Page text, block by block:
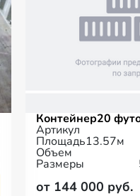
Контейнер20
Артикул
Площадь13.57м
Объем
Размеры
от 144 000 руб.